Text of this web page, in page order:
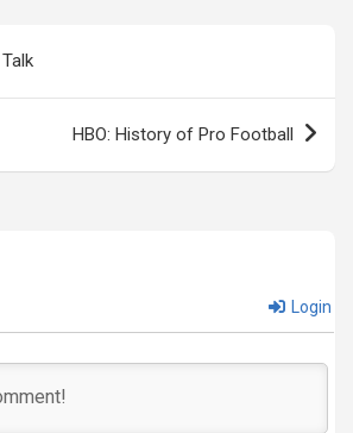
HBO: History of Pro Football
Login